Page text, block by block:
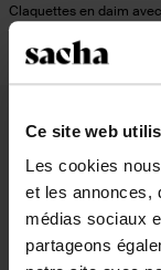
Ce site web
Les cookies
et les annonces,
médias sociaux
partageons
Claquettes en daim
marron
94.99
66.49